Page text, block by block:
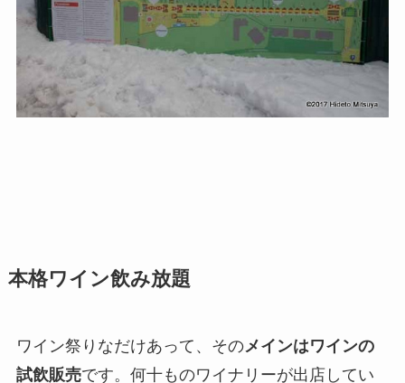
本格ワイン飲み放題
ワイン祭りなだけあって、そのメインはワインの
試飲販売です。何十ものワイナリーが出店してい